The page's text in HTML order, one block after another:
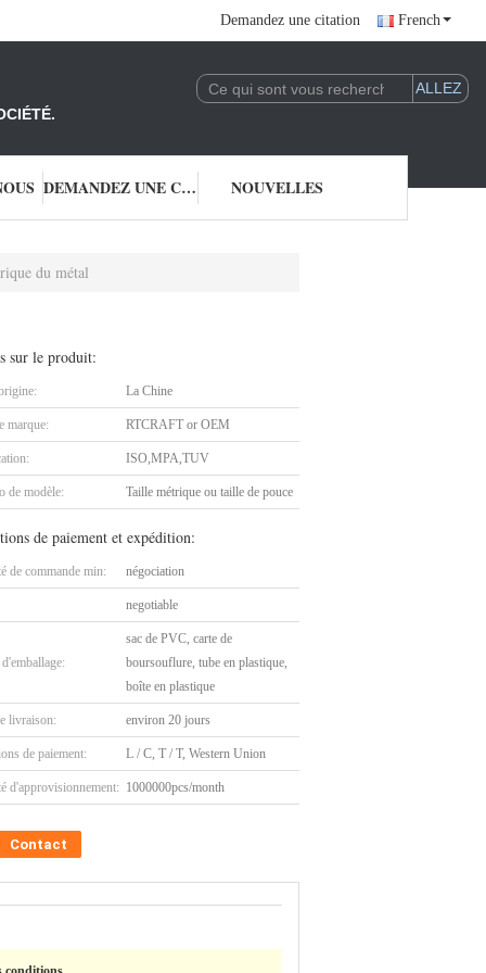
Demandez une citation French
DEMANDEZ UNE CITATION NOUVELLES
du métal
sur le produit:
La Chine
marque: RTCRAFT or OEM
ISO,MPA,TUV
de modèle: Taille métrique ou taille de pouce
de paiement et expédition:
de commande min: négociation
negotiable
sac de PVC, carte de
boursouflure, tube en plastique,
boîte en plastique
livraison: environ 20 jours
de paiement: L / C, T / T, Western Union
d'approvisionnement: 1000000pcs/month
Contact